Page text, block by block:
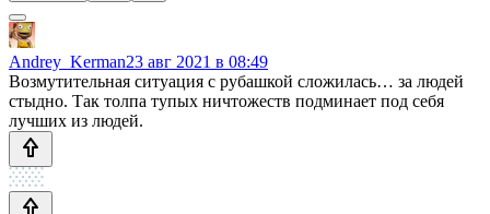
Andrey_Kerman23 авг 2021 в 08:49
Возмутительная ситуация с рубашкой сложилась… за людей
стыдно. Так толпа тупых ничтожеств подминает под себя
лучших из людей.